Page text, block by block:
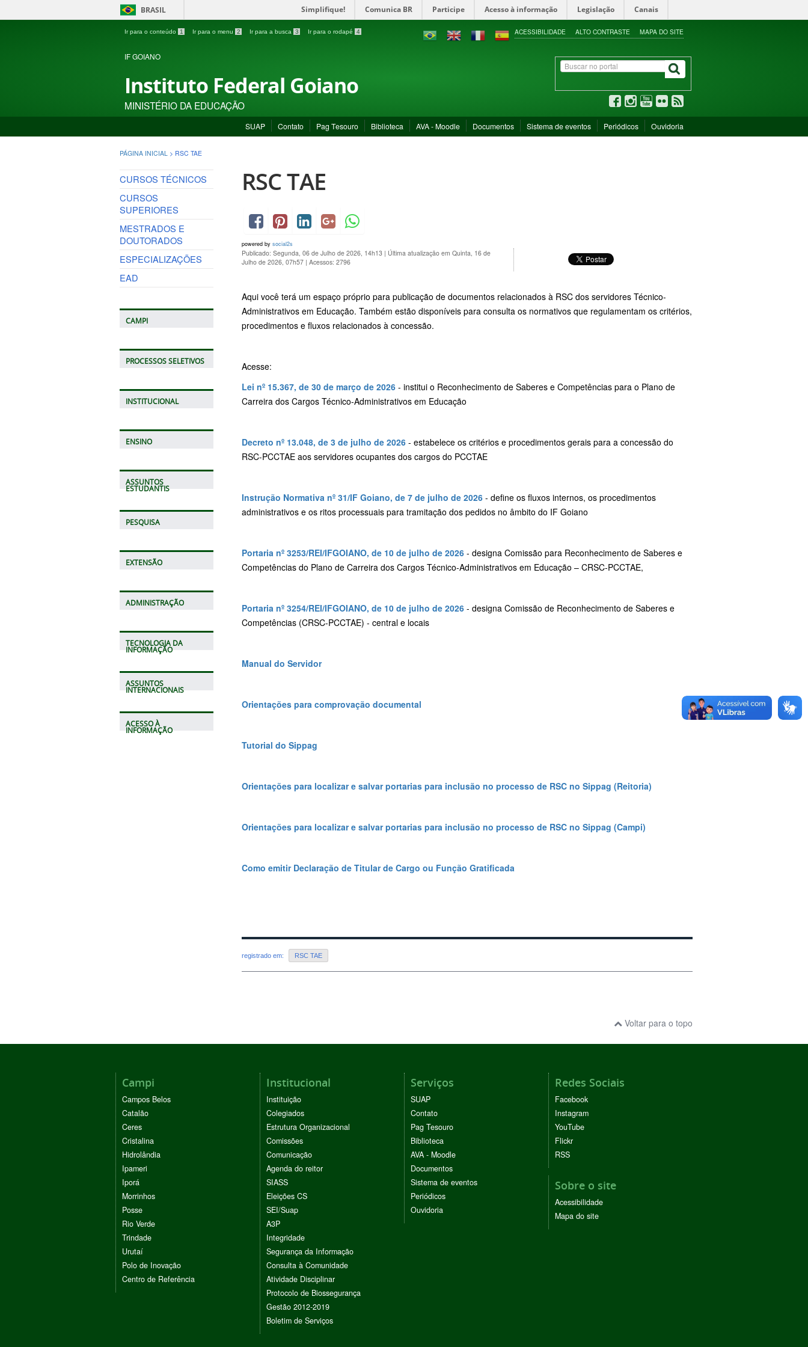
BRASIL Simplifique! Comunica BR Participe Acesso à informação Legislação Canais
Ir para o conteúdo 1 Ir para o menu 2 Ir para a busca 3 Ir para o rodapé 4 ACESSIBILIDADE ALTO CONTRASTE MAPA DO SITE
IF GOIANO
Instituto Federal Goiano
MINISTÉRIO DA EDUCAÇÃO
SUAP Contato Pag Tesouro Biblioteca AVA - Moodle Documentos Sistema de eventos Periódicos Ouvidoria
PÁGINA INICIAL > RSC TAE
CURSOS TÉCNICOS
CURSOS
SUPERIORES
MESTRADOS E
DOUTORADOS
ESPECIALIZAÇÕES
EAD
CAMPI
PROCESSOS SELETIVOS
INSTITUCIONAL
ENSINO
ASSUNTOS
ESTUDANTIS
PESQUISA
EXTENSÃO
ADMINISTRAÇÃO
TECNOLOGIA DA
INFORMAÇÃO
ASSUNTOS
INTERNACIONAIS
ACESSO À
INFORMAÇÃO
RSC TAE
powered by social2s
Publicado: Segunda, 06 de Julho de 2026, 14h13 | Última atualização em Quinta, 16 de
Julho de 2026, 07h57 | Acessos: 2796
Aqui você terá um espaço próprio para publicação de documentos relacionados à RSC dos servidores Técnico-
Administrativos em Educação. Também estão disponíveis para consulta os normativos que regulamentam os critérios,
procedimentos e fluxos relacionados à concessão.
Acesse:
Lei nº 15.367, de 30 de março de 2026 - institui o Reconhecimento de Saberes e Competências para o Plano de
Carreira dos Cargos Técnico-Administrativos em Educação
Decreto nº 13.048, de 3 de julho de 2026 - estabelece os critérios e procedimentos gerais para a concessão do
RSC-PCCTAE aos servidores ocupantes dos cargos do PCCTAE
Instrução Normativa nº 31/IF Goiano, de 7 de julho de 2026 - define os fluxos internos, os procedimentos
administrativos e os ritos processuais para tramitação dos pedidos no âmbito do IF Goiano
Portaria nº 3253/REI/IFGOIANO, de 10 de julho de 2026 - designa Comissão para Reconhecimento de Saberes e
Competências do Plano de Carreira dos Cargos Técnico‑Administrativos em Educação – CRSC‑PCCTAE,
Portaria nº 3254/REI/IFGOIANO, de 10 de julho de 2026 - designa Comissão de Reconhecimento de Saberes e
Competências (CRSC-PCCTAE) - central e locais
Manual do Servidor
Orientações para comprovação documental
Tutorial do Sippag
Orientações para localizar e salvar portarias para inclusão no processo de RSC no Sippag (Reitoria)
Orientações para localizar e salvar portarias para inclusão no processo de RSC no Sippag (Campi)
Como emitir Declaração de Titular de Cargo ou Função Gratificada
registrado em: RSC TAE
Voltar para o topo
Campi
Campos Belos
Catalão
Ceres
Cristalina
Hidrolândia
Ipameri
Iporá
Morrinhos
Posse
Rio Verde
Trindade
Urutaí
Polo de Inovação
Centro de Referência
Institucional
Instituição
Colegiados
Estrutura Organizacional
Comissões
Comunicação
Agenda do reitor
SIASS
Eleições CS
SEI/Suap
A3P
Integridade
Segurança da Informação
Consulta à Comunidade
Atividade Disciplinar
Protocolo de Biossegurança
Gestão 2012-2019
Boletim de Serviços
Serviços
SUAP
Contato
Pag Tesouro
Biblioteca
AVA - Moodle
Documentos
Sistema de eventos
Periódicos
Ouvidoria
Redes Sociais
Facebook
Instagram
YouTube
Flickr
RSS
Sobre o site
Acessibilidade
Mapa do site